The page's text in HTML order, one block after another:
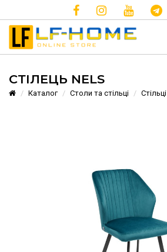
СТІЛЕЦЬ NELS
Каталог Столи та стільці Стільці